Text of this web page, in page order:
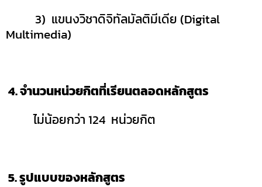
3) แขนงวิชาดิจิทัลมัลติมีเดีย (Digital
Multimedia)
4.จำนวนหน่วยกิตที่เรียนตลอดหลักสูตร
ไม่น้อยกว่า124 หน่วยกิต
5.รูปแบบของหลักสูตร